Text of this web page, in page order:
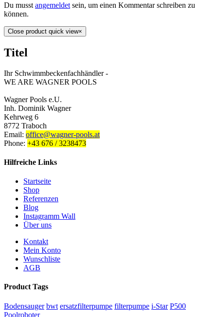
Du musst angemeldet sein, um einen Kommentar schreiben zu
können.
Close product quick view×
Titel
Ihr Schwimmbeckenfachhändler -
WE ARE WAGNER POOLS
Wagner Pools e.U.
Inh. Dominik Wagner
Kehrweg 6
8772 Traboch
Email: office@wagner-pools.at
Phone: +43 676 / 3238473
Hilfreiche Links
Startseite
Shop
Referenzen
Blog
Instagramm Wall
Über uns
Kontakt
Mein Konto
Wunschliste
AGB
Product Tags
Bodensauger bwt ersatzfilterpumpe filterpumpe i-Star P500
Poolroboter